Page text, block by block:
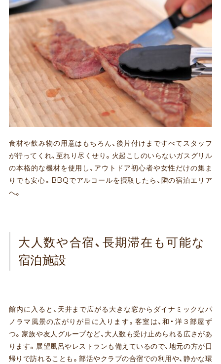
食材や飲み物の用意はもちろん、後片付けまですべてスタッフ
が行ってくれ、至れり尽くせり。火起こしのいらないガスグリル
の本格的な機材を使用し、アウトドア初心者や女性だけの集ま
りでも安心。BBQでアルコールを摂取したら、隣の宿泊エリア
へ。
大人数や合宿、長期滞在も可能な
宿泊施設
館内に入ると、天井まで広がる大きな窓からダイナミックなパ
ノラマ風景の広がりが目に入ります。客室は、和・洋３部屋ず
つ。家族や友人グループなど、大人数も受け止められる広さがあ
ります。展望風呂やレストランも備えているので、地元の方が日
帰りで訪れることも。部活やクラブの合宿での利用や、静かな環